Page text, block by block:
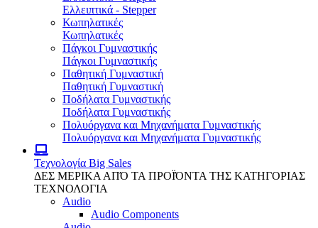
Ελλειπτικά - Stepper
Κωπηλατικές
Κωπηλατικές
Πάγκοι Γυμναστικής
Πάγκοι Γυμναστικής
Παθητική Γυμναστική
Παθητική Γυμναστική
Ποδήλατα Γυμναστικής
Ποδήλατα Γυμναστικής
Πολυόργανα και Μηχανήματα Γυμναστικής
Πολυόργανα και Μηχανήματα Γυμναστικής
Τεχνολογία Big Sales
ΔΕΣ ΜΕΡΙΚΑ ΑΠΌ ΤΑ ΠΡΟΪΌΝΤΑ ΤΗΣ ΚΑΤΗΓΟΡΙΑΣ
ΤΕΧΝΟΛΟΓΙΑ
Audio
Audio Components